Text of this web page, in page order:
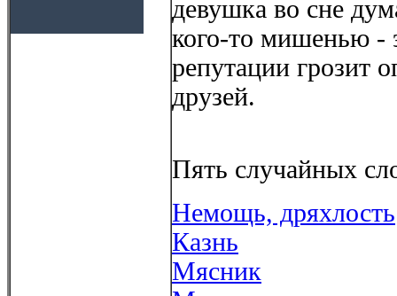
девушка во сне
кого-то мишенью -
репутации грозит
друзей.
Пять случайных
Немощь, дряхлость
Казнь
Мясник